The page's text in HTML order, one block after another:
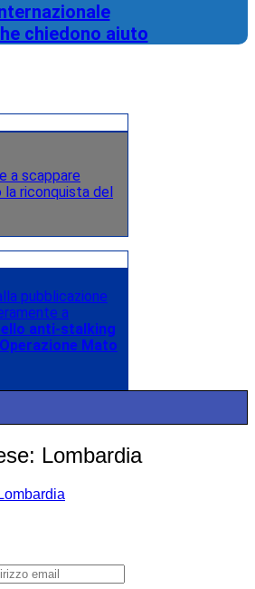
chiedono aiuto
a scappare
la riconquista del
pubblicazione
a
anti-stalking
Operazione Mato
Lombardia